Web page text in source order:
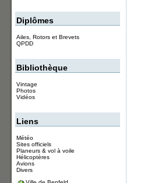
Diplômes
Ailes, Rotors et Brevets
QPDD
Bibliothèque
Vintage
Photos
Vidéos
Liens
Météo
Sites officiels
Planeurs & vol à voile
Hélicoptères
Avions
Divers